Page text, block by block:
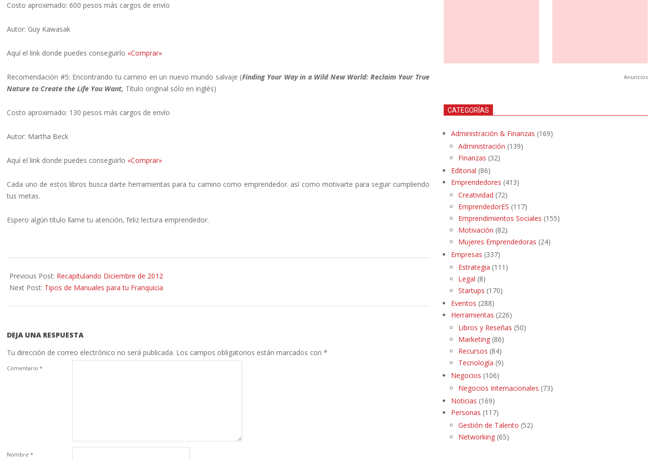
Costo aproximado: 600 pesos más cargos de envío
Autor: Guy Kawasak
Aquí el link donde puedes conseguirlo «Comprar»
Recomendación #5: Encontrando tu camino en un nuevo mundo salvaje (Finding Your Way in a Wild New World: Reclaim Your True
Nature to Create the Life You Want, Título original sólo en inglés)
Costo aproximado: 130 pesos más cargos de envío
Autor: Martha Beck
Aquí el link donde puedes conseguirlo «Comprar»
Cada uno de estos libros busca darte herramientas para tu camino como emprendedor. así como motivarte para seguir cumpliendo
tus metas.
Espero algún título llame tu atención, feliz lectura emprendedor.
01-
11
Previous Post: Recapitulando Diciembre de 2012
Next Post: Tipos de Manuales para tu Franquicia
DEJA UNA RESPUESTA
Tu dirección de correo electrónico no será publicada. Los campos obligatorios están marcados con *
Comentario *
Nombre *
Anuncios
CATEGORÍAS
Administración & Finanzas (169)
Administración (139)
Finanzas (32)
Editorial (86)
Emprendedores (413)
Creatividad (72)
EmprendedorES (117)
Emprendimientos Sociales (155)
Motivación (82)
Mujeres Emprendedoras (24)
Empresas (337)
Estrategia (111)
Legal (8)
Startups (170)
Eventos (288)
Herramientas (226)
Libros y Reseñas (50)
Marketing (86)
Recursos (84)
Tecnología (9)
Negocios (106)
Negocios Internacionales (73)
Noticias (169)
Personas (117)
Gestión de Talento (52)
Networking (65)